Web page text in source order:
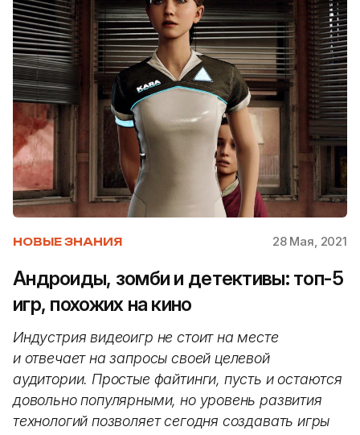
НОВЫЕ ЗНАНИЯ 28 Мая, 2021
Андроиды, зомби и детективы: топ-5
игр, похожих на кино
Индустрия видеоигр не стоит на месте
и отвечает на запросы своей целевой
аудитории. Простые файтинги, пусть и остаются
довольно популярными, но уровень развития
технологий позволяет сегодня создавать игры